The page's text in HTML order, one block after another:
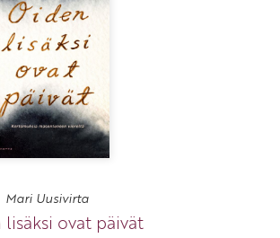
Mari Uusivirta
ovat päivät